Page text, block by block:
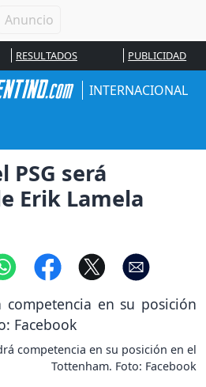
RESULTADOS PUBLICIDAD
INTERNACIONAL
PSG será
Erik Lamela
competencia en su posición en el
Tottenham. Foto: Facebook